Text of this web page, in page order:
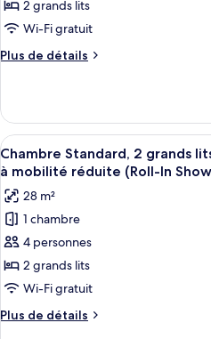
vue
ville
type
chambre :
2
grands
lits
2 grands lits
Wi-Fi gratuit
Plus de détails
Plus
le
type
de
chambre
Premium,
2
grands
lits
Afficher
toutes
les
photos
pour
ce
type
de
chambre :
Chambre
5
Chambre Standard, 2 grands
à mobilité réduite (Roll-In
28 m²
1 chambre
4 personnes
2 grands lits
Wi-Fi gratuit
Plus de détails
Plus